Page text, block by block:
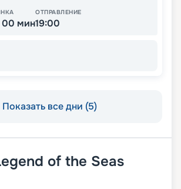
00 мин
ОТПРАВЛЕНИЕ
19:00
Показать все дни (5)
of the Seas